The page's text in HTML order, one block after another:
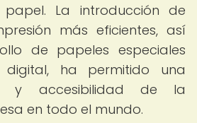
La introducción de
más eficientes, así
de papeles especiales
digital, ha permitido una
y accesibilidad de la
en todo el mundo.